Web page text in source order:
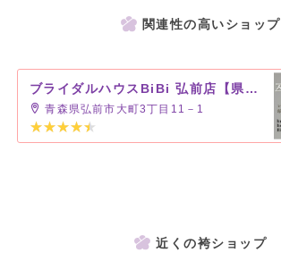
関連性の高いショップ
ブライダルハウスBiBi 弘前店【県内2店舗】
青森県弘前市大町3丁目11－1
近くの袴ショップ